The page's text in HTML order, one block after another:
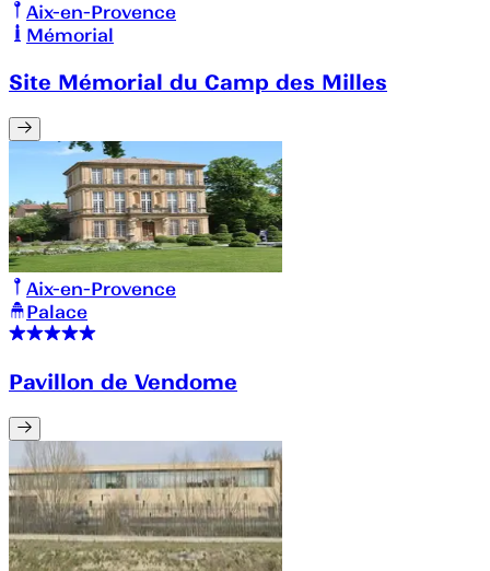
Aix-en-Provence
Mémorial
Site Mémorial du Camp des Milles
Aix-en-Provence
Palace
Pavillon de Vendome